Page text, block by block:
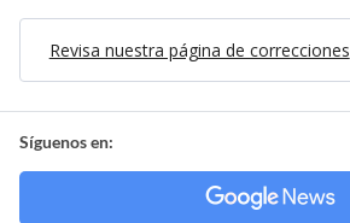
Revisa nuestra página de correcciones
Síguenos en: